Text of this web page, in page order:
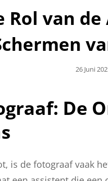
Rol van
Geplaatst
26 Juni
De
is de fotograaf vaak